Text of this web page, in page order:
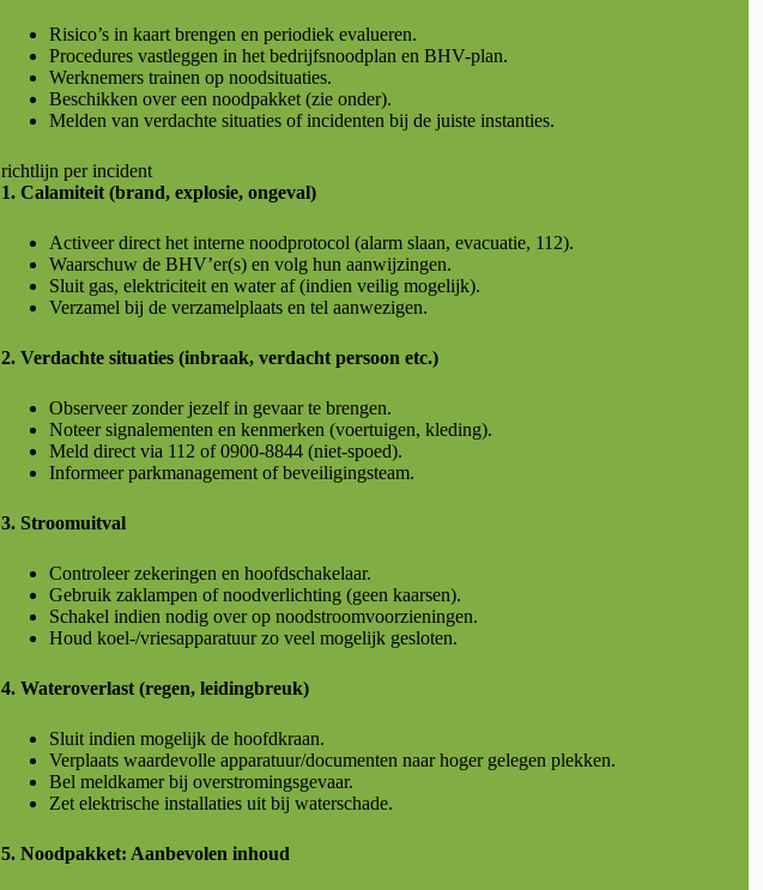
Risico’s in kaart brengen en periodiek evalueren.
Procedures vastleggen in het bedrijfsnoodplan en BHV-plan.
Werknemers trainen op noodsituaties.
Beschikken over een noodpakket (zie onder).
Melden van verdachte situaties of incidenten bij de juiste instanties.
richtlijn per incident
1. Calamiteit (brand, explosie, ongeval)
Activeer direct het interne noodprotocol (alarm slaan, evacuatie, 112).
Waarschuw de BHV’er(s) en volg hun aanwijzingen.
Sluit gas, elektriciteit en water af (indien veilig mogelijk).
Verzamel bij de verzamelplaats en tel aanwezigen.
2. Verdachte situaties (inbraak, verdacht persoon etc.)
Observeer zonder jezelf in gevaar te brengen.
Noteer signalementen en kenmerken (voertuigen, kleding).
Meld direct via 112 of 0900-8844 (niet-spoed).
Informeer parkmanagement of beveiligingsteam.
3. Stroomuitval
Controleer zekeringen en hoofdschakelaar.
Gebruik zaklampen of noodverlichting (geen kaarsen).
Schakel indien nodig over op noodstroomvoorzieningen.
Houd koel-/vriesapparatuur zo veel mogelijk gesloten.
4. Wateroverlast (regen, leidingbreuk)
Sluit indien mogelijk de hoofdkraan.
Verplaats waardevolle apparatuur/documenten naar hoger gelegen plekken.
Bel meldkamer bij overstromingsgevaar.
Zet elektrische installaties uit bij waterschade.
5. Noodpakket: Aanbevolen inhoud